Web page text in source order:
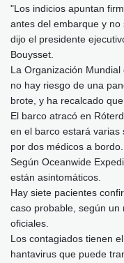
"Los indicios apuntan
antes del embarque y no
dijo el presidente
Bouysset.
La Organización
no hay riesgo de una
brote, y ha recalcado
El barco atracó en
en el barco estará
por dos médicos a bordo.
Según Oceanwide
están asintomáticos.
Hay siete pacientes
caso probable, según un
oficiales.
Los contagiados tienen
hantavirus que puede